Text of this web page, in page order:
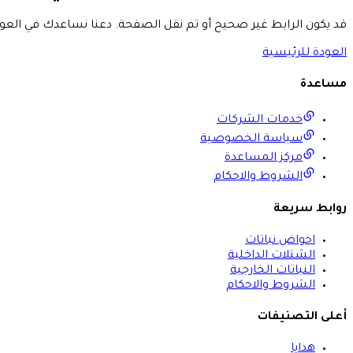
قد يكون الرابط غير صحيح أو تم نقل الصفحة. دعنا نساعدك في
العودة للرئيسية
مساعدة
خدمات الشركات
سياسة الخصوصية
مركز المساعدة
الشروط والاحكام
روابط سريعة
احواض نباتات
الشتلات الداخلية
النباتات الخارجية
الشروط والاحكام
أعلى التصنيفات
هدايا